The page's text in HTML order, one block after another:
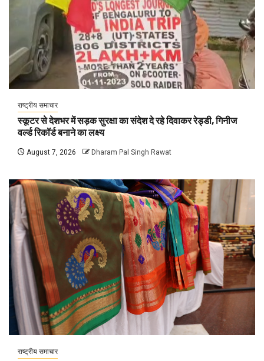
राष्ट्रीय समाचार
स्कूटर से देशभर में सड़क सुरक्षा का संदेश दे रहे दिवाकर रेड्डी, गिनीज
वर्ल्ड रिकॉर्ड बनाने का लक्ष्य
August 7, 2026 Dharam Pal Singh Rawat
राष्ट्रीय समाचार